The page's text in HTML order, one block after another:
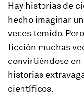
Hay historias de
hecho imaginar
veces temido.
ficción muchas
convirtiéndose en
historias
científicos.